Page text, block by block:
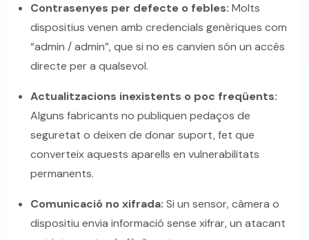
Contrasenyes per defecte o febles: Molts
dispositius venen amb credencials genèriques com
“admin / admin”, que si no es canvien són un accés
directe per a qualsevol.
Actualitzacions inexistents o poc freqüents:
Alguns fabricants no publiquen pedaços de
seguretat o deixen de donar suport, fet que
converteix aquests aparells en vulnerabilitats
permanents.
Comunicació no xifrada: Si un sensor, càmera o
dispositiu envia informació sense xifrar, un atacant